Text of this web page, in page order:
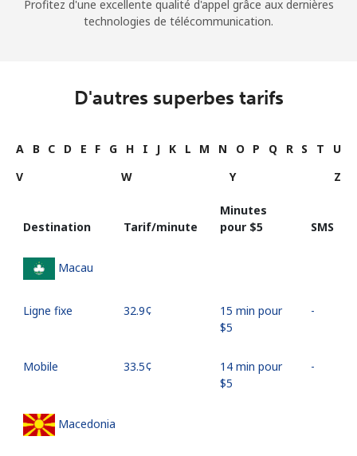
Profitez d'une excellente qualité d'appel grâce aux dernières
technologies de télécommunication.
D'autres superbes tarifs
A B C D E F G H I J K L M N O P Q R S T
U
V
W Y Z
Destination Tarif/minute
Minutes
pour ⁦$5⁩
SMS
Macau
Ligne fixe ⁦32.9¢⁩
15 min pour
⁦$5⁩
-
Mobile ⁦33.5¢⁩
14 min pour
⁦$5⁩
-
Macedonia